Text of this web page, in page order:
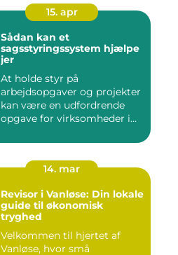
15. apr
Sådan kan et
sagsstyringssystem hjælpe
jer
At holde styr på
arbejdsopgaver og projekter
kan være en udfordrende
opgave for virksomheder i
14. mar
Revisor i Vanløse: Din lokale
guide til økonomisk
tryghed
Velkommen til hjertet af
Vanløse, hvor små